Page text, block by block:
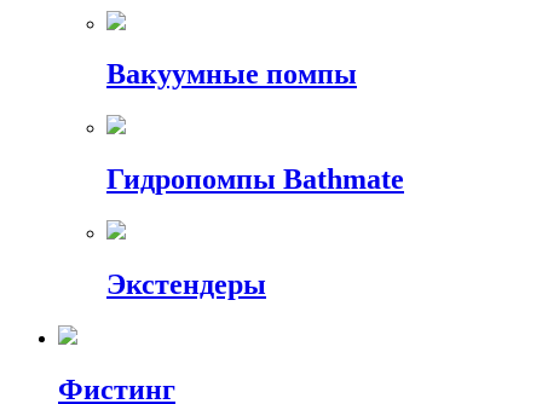
Вакуумные помпы
Гидропомпы Bathmate
Экстендеры
Фистинг